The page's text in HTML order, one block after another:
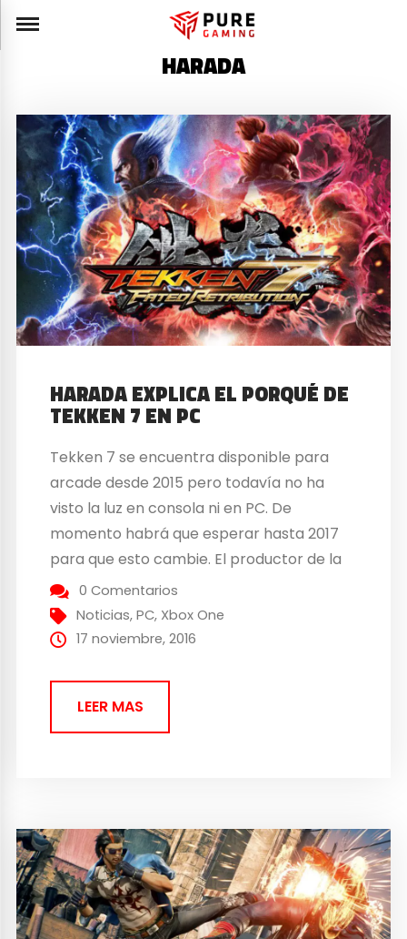
HARADA
HARADA EXPLICA EL PORQUÉ DE
TEKKEN 7 EN PC
Tekken 7 se encuentra disponible para
arcade desde 2015 pero todavía no ha
visto la luz en consola ni en PC. De
momento habrá que esperar hasta 2017
para que esto cambie. El productor de la
franquicia, Katsuhiro Harada, realizó una
entrevista con el medio anglosajón
Gamespot hablando entre otras cosas de
0 Comentarios
Noticias,PC, Xbox One
17 noviembre, 2016
LEER MAS